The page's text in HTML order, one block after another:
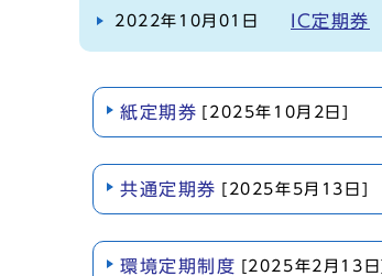
2022年10月01日 IC定期券
紙定期券 [2025年10月2日]
共通定期券 [2025年5月13日]
環境定期制度 [2025年2月13日]